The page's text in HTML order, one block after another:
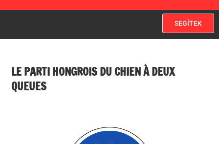
SEGÍTEK
LE PARTI HONGROIS DU CHIEN À DEUX
QUEUES